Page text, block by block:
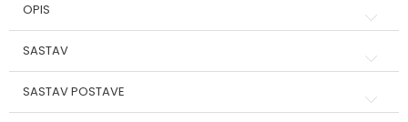
OPIS
SASTAV
SASTAV POSTAVE